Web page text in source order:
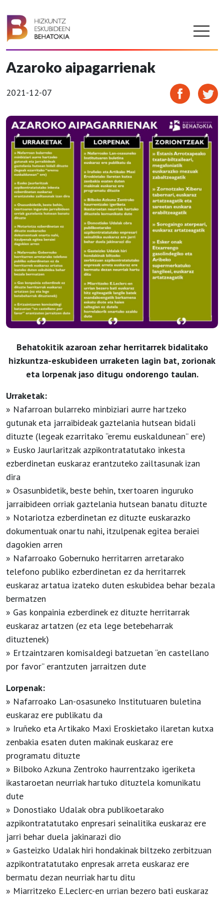
Azaroko aipagarrienak
2021-12-07
Behatokitik azaroan zehar herritarrek bidalitako
hizkuntza-eskubideen urraketen lagin bat, zorionak
eta lorpenak jaso ditugu ondorengo taulan.
Urraketak:
» Nafarroan bularreko minbiziari aurre hartzeko
gutunak eta jarraibideak gaztelania hutsean bidali
dituzte (legeak ezarritako “eremu euskaldunean” ere)
» Eusko Jaurlaritzak azpikontratatutako inkesta
ezberdinetan euskaraz erantzuteko zailtasunak izan
dira
» Osasunbidetik, beste behin, txertoaren inguruko
jarraibideen orriak gaztelania hutsean banatu dituzte
» Notariotza ezberdinetan ez dituzte euskarazko
dokumentuak onartu nahi, itzulpenak egitea beraiei
dagokien arren
» Nafarroako Gobernuko herritarren arretarako
telefono publiko ezberdinetan ez da herritarrek
euskaraz artatua izateko duten eskubidea behar bezala
bermatzen
» Gas konpainia ezberdinek ez dituzte herritarrak
euskaraz artatzen (ez eta lege betebeharrak
dituztenek)
» Ertzaintzaren komisaldegi batzuetan “en castellano
por favor” erantzuten jarraitzen dute
Lorpenak:
» Nafarroako Lan-osasuneko Institutuaren buletina
euskaraz ere publikatu da
» Iruñeko eta Artikako Maxi Eroskietako ilaretan kutxa
zenbakia esaten duten makinak euskaraz ere
programatu dituzte
» Bilboko Azkuna Zentroko haurrentzako igeriketa
ikastaroetan neurriak hartuko dituztela komunikatu
dute
» Donostiako Udalak obra publikoetarako
azpikontratatutako enpresari seinalitika euskaraz ere
jarri behar duela jakinarazi dio
» Gasteizko Udalak hiri hondakinak biltzeko zerbitzuan
azpikontratatutako enpresak arreta euskaraz ere
bermatu dezan neurriak hartu ditu
» Miarritzeko E.Leclerc-en urrian bezero bati euskaraz